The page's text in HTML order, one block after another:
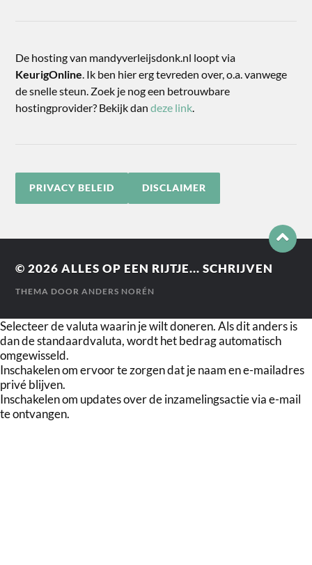
De hosting van mandyverleijsdonk.nl loopt via
KeurigOnline . Ik ben hier erg tevreden over, o.a. vanwege
de snelle steun. Zoek je nog een betrouwbare
hostingprovider? Bekijk dandeze link
PRIVACY BELEID DISCLAIMER
© 2026ALLES OP EEN RIJTJE... SCHRIJVEN
THEMA DOORANDERS NORÉN
Selecteer de valuta waarin je wilt doneren. Als dit anders is
dan de standaardvaluta, wordt het bedrag automatisch
omgewisseld.
Inschakelen om ervoor te zorgen dat je naam en e-mailadres
privé blijven.
Inschakelen om updates over de inzamelingsactie via e-mail
te ontvangen.